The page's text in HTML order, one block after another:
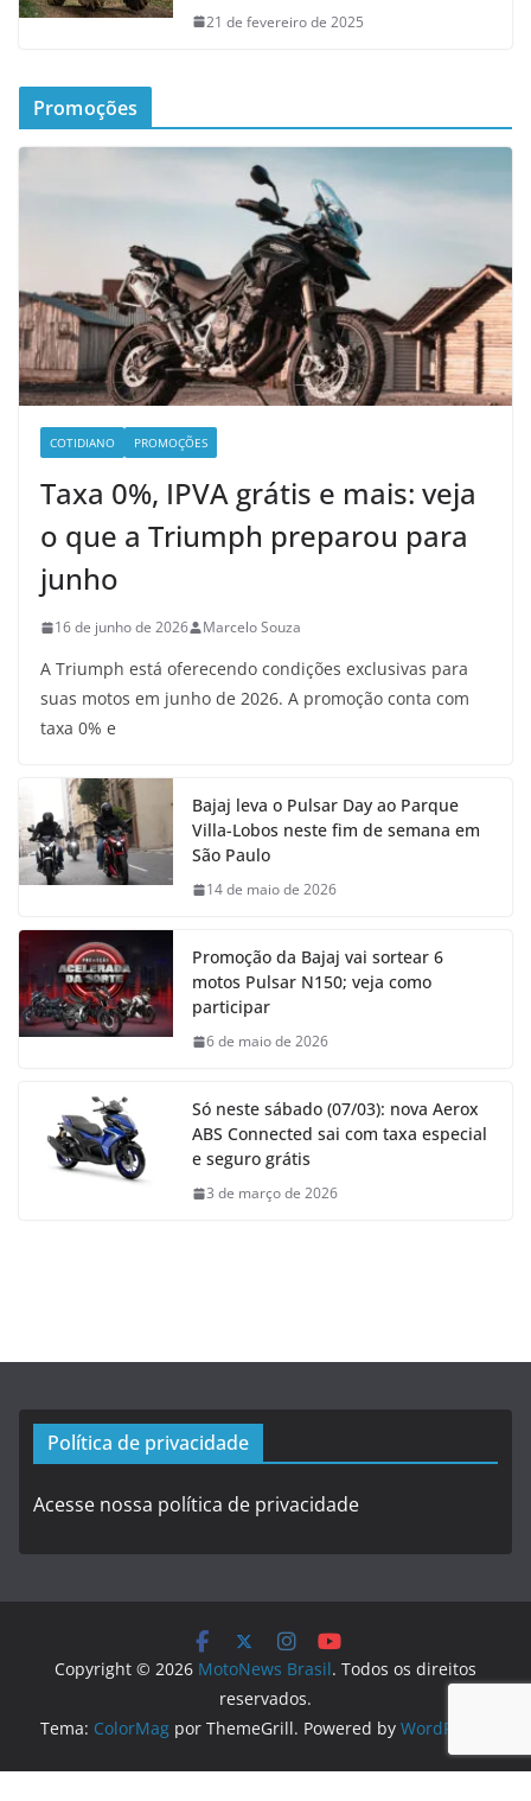
21 de fevereiro de 2025
Promoções
COTIDIANO PROMOÇÕES
Taxa 0%, IPVA grátis e mais: veja
o que a Triumph preparou para
junho
16 de junho de 2026 Marcelo Souza
A Triumph está oferecendo condições exclusivas para
suas motos em junho de 2026. A promoção conta com
taxa 0% e
Bajaj leva o Pulsar Day ao Parque
Villa-Lobos neste fim de semana em
São Paulo
14 de maio de 2026
Promoção da Bajaj vai sortear 6
motos Pulsar N150; veja como
participar
6 de maio de 2026
Só neste sábado (07/03): nova Aerox
ABS Connected sai com taxa especial
e seguro grátis
3 de março de 2026
Política de privacidade
Acesse nossa política de privacidade
Copyright © 2026 MotoNews Brasil. Todos os direitos
reservados.
Tema: ColorMag por ThemeGrill. Powered by WordPress